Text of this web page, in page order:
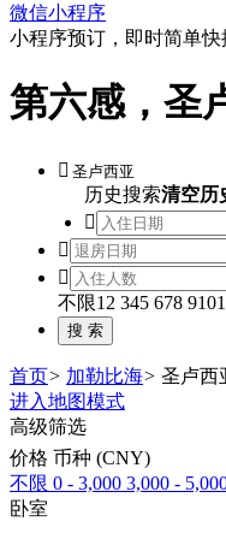
微信小程序
小程序预订，即时简单快
第六感，圣

历史搜索清空历



不限1 2 345 678 910
首页> 加勒比海> 圣卢西
进入地图模式
高级筛选
价格 币种 (CNY)
不限 0 - 3,000 3,000 -
卧室